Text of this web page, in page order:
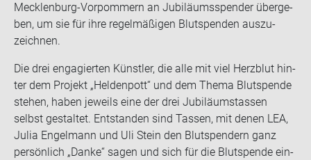
Mecklenburg-​Vorpommern an Ju­bi­lä­ums­spen­der über­ge­
ben, um sie für ihre re­gel­mä­ßi­gen Blut­spen­den aus­zu­
zeich­nen.
Die drei en­ga­gier­ten Künst­ler, die alle mit viel Herz­blut hin­
ter dem Pro­jekt „Hel­den­pott“ und dem Thema Blut­spen­de
ste­hen, haben je­weils eine der drei Ju­bi­lä­umstas­sen
selbst ge­stal­tet. Ent­stan­den sind Tas­sen, mit denen LEA,
Julia En­gel­mann und Uli Stein den Blut­spen­dern ganz
per­sön­lich „Danke“ sagen und sich für die Blut­spen­de ein­